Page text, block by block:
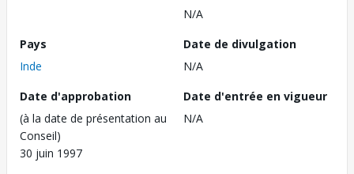
N/A
Pays
Inde
Date de divulgation
N/A
Date d'approbation
(à la date de présentation au
Conseil)
30 juin 1997
Date d'entrée en vigueur
N/A